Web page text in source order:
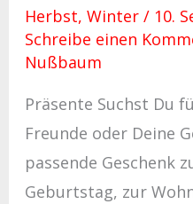
Herbst, Winter/ 10.
Schreibe einen
Nußbaum
Präsente Suchst Du
Freunde oder Deine
passende Geschenk
Geburtstag, zur